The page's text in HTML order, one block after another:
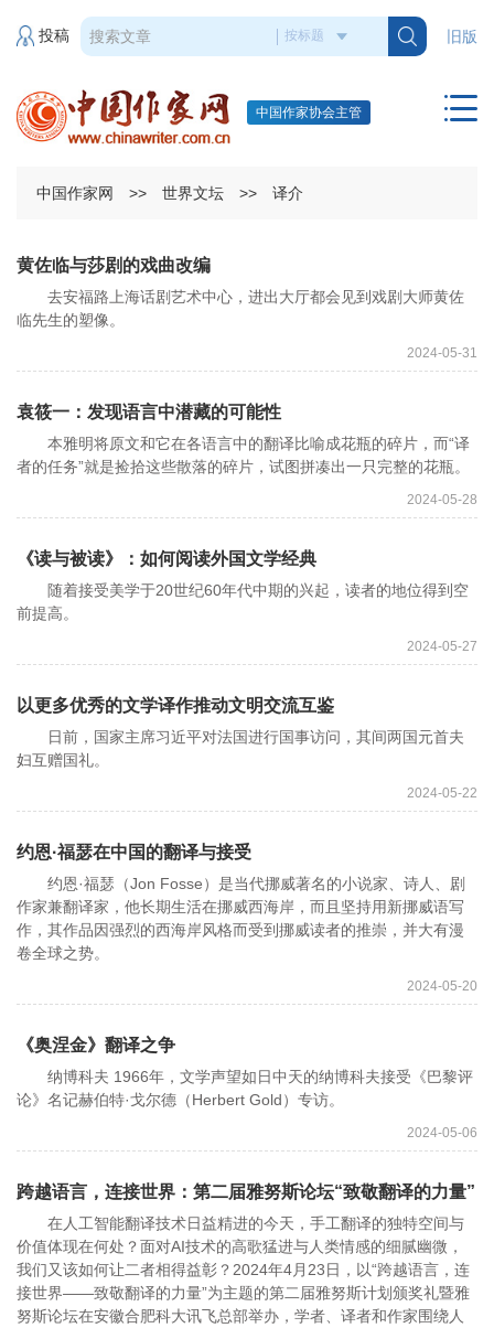
旧版
投稿
中国作家协会主管
中国作家网 >> 世界文坛 >> 译介
黄佐临与莎剧的戏曲改编
去安福路上海话剧艺术中心，进出大厅都会见到戏剧大师黄佐
临先生的塑像。
2024-05-31
袁筱一：发现语言中潜藏的可能性
本雅明将原文和它在各语言中的翻译比喻成花瓶的碎片，而“译
者的任务”就是捡拾这些散落的碎片，试图拼凑出一只完整的花瓶。
2024-05-28
《读与被读》：如何阅读外国文学经典
随着接受美学于20世纪60年代中期的兴起，读者的地位得到空
前提高。
2024-05-27
以更多优秀的文学译作推动文明交流互鉴
日前，国家主席习近平对法国进行国事访问，其间两国元首夫
妇互赠国礼。
2024-05-22
约恩·福瑟在中国的翻译与接受
约恩·福瑟（Jon Fosse）是当代挪威著名的小说家、诗人、剧
作家兼翻译家，他长期生活在挪威西海岸，而且坚持用新挪威语写
作，其作品因强烈的西海岸风格而受到挪威读者的推崇，并大有漫
卷全球之势。
2024-05-20
《奥涅金》翻译之争
纳博科夫 1966年，文学声望如日中天的纳博科夫接受《巴黎评
论》名记赫伯特·戈尔德（Herbert Gold）专访。
2024-05-06
跨越语言，连接世界：第二届雅努斯论坛“致敬翻译的力量”
在人工智能翻译技术日益精进的今天，手工翻译的独特空间与
价值体现在何处？面对AI技术的高歌猛进与人类情感的细腻幽微，
我们又该如何让二者相得益彰？2024年4月23日，以“跨越语言，连
接世界——致敬翻译的力量”为主题的第二届雅努斯计划颁奖礼暨雅
努斯论坛在安徽合肥科大讯飞总部举办，学者、译者和作家围绕人